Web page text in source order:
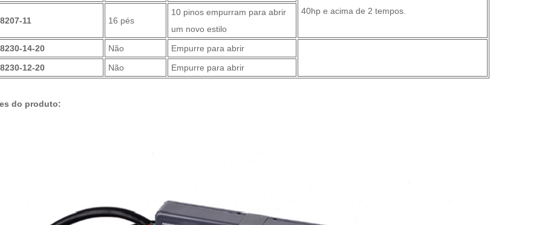
40hp e acima de 2 tempos.
11
16 pés
10 pinos empurram para abrir
um novo estilo
14-20
Não
Empurre para abrir
12-20
Não Empurre para abrir
do produto: